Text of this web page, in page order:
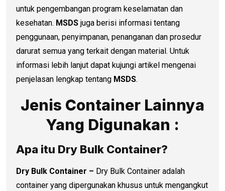
untuk pengembangan program keselamatan dan
kesehatan. MSDS juga berisi informasi tentang
penggunaan, penyimpanan, penanganan dan prosedur
darurat semua yang terkait dengan material. Untuk
informasi lebih lanjut dapat kujungi artikel mengenai
penjelasan lengkap tentang MSDS.
Jenis Container Lainnya
Yang Digunakan :
Apa itu Dry Bulk Container?
Dry Bulk Container – Dry Bulk Container adalah
container yang dipergunakan khusus untuk mengangkut